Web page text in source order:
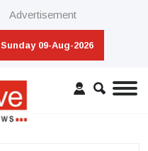
Advertisement
Sunday 09-Aug-2026